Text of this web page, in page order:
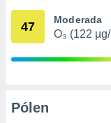
através
47 Moderada
O₃ (122 µg/
Pólen